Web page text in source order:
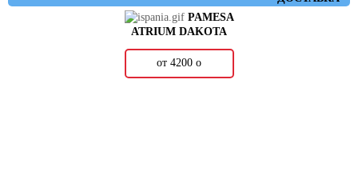
PAMESA
ATRIUM DAKOTA
от 4200 о